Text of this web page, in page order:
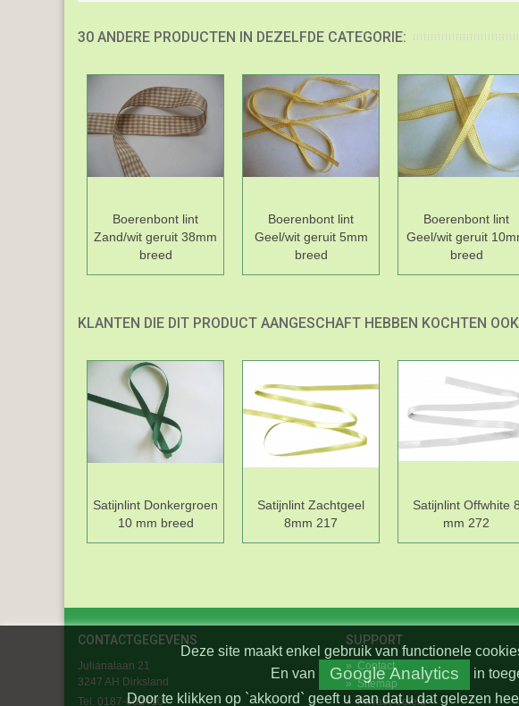
30 ANDERE PRODUCTEN IN DEZELFDE CATEGORIE:
Boerenbont lint
Zand/wit geruit 38mm
breed
Boerenbont lint
Geel/wit geruit 5mm
breed
Boerenbont lint
Geel/wit geruit
breed
KLANTEN DIE DIT PRODUCT AANGESCHAFT HEBBEN KOCHTEN
Satijnlint Donkergroen
10 mm breed
Satijnlint Zachtgeel
8mm 217
Satijnlint Offwhite 8
mm 272
CONTACTGEGEVENS
Julianalaan 21
3247 AH Dirksland
Tel. 0187-602410
SUPPORT
» Contact
» Sitemap
»Privacy beleid
Deze site maakt enkel gebruik van functionele
En van Google Analytics in
Door te klikken op `akkoord` geeft u aan dat u dat gelezen